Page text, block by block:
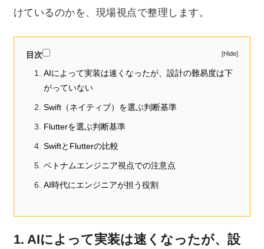
けているのかを、現場視点で整理します。
目次
AIによって実装は速くなったが、設計の難易度は下
がっていない
Swift（ネイティブ）を選ぶ判断基準
Flutterを選ぶ判断基準
SwiftとFlutterの比較
ベトナムエンジニア視点での注意点
AI時代にエンジニアが担う役割
1. AIによって実装は速くなったが、設